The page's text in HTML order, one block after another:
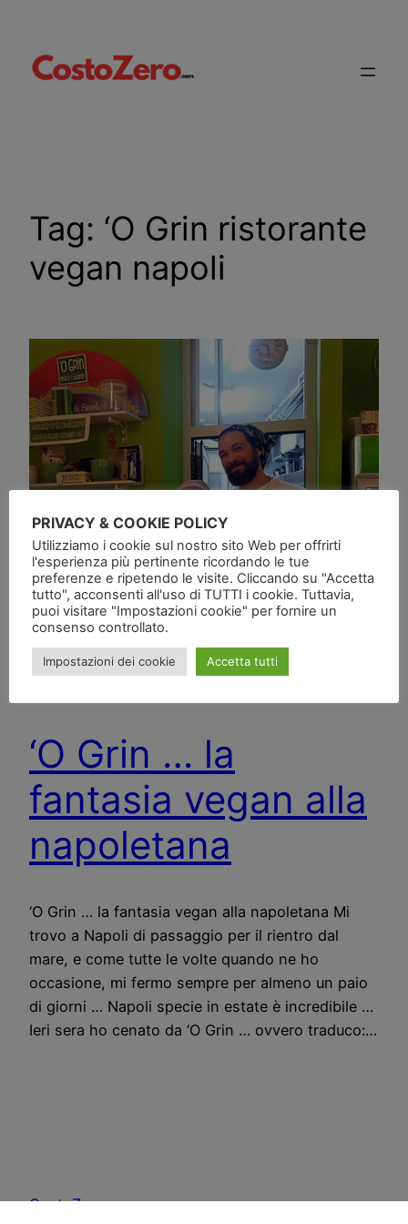
contenuto
Tag: ‘O Grin ristorante
vegan napoli
‘O Grin … la
fantasia vegan alla
napoletana
‘O Grin … la fantasia vegan alla napoletana Mi
trovo a Napoli di passaggio per il rientro dal
mare, e come tutte le volte quando ne ho
occasione, mi fermo sempre per almeno un paio
di giorni … Napoli specie in estate è incredibile …
Ieri sera ho cenato da ‘O Grin … ovvero traduco:…
CostoZero.com
PRIVACY & COOKIE POLICY
Utilizziamo i cookie sul nostro sito Web per offrirti
l'esperienza più pertinente ricordando le tue
preferenze e ripetendo le visite. Cliccando su "Accetta
tutto", acconsenti all'uso di TUTTI i cookie. Tuttavia,
puoi visitare "Impostazioni cookie" per fornire un
consenso controllato.
Impostazioni dei cookie Accetta tutti